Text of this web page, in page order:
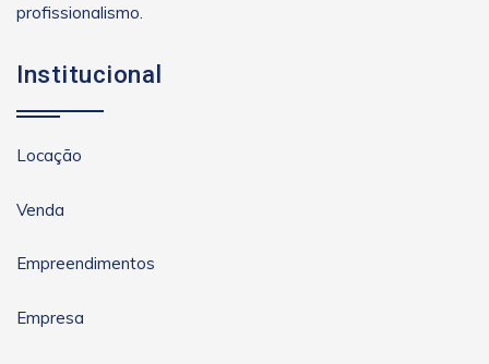
profissionalismo.
Institucional
Locação
Venda
Empreendimentos
Empresa